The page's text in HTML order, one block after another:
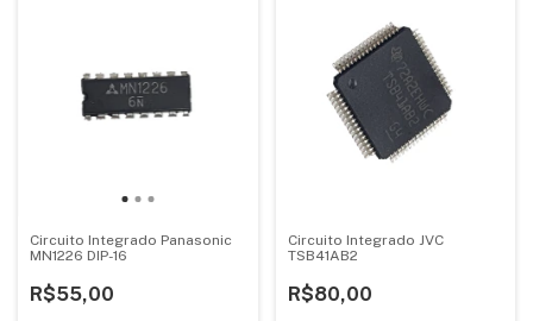
Circuito Integrado Panasonic
MN1226 DIP-16
R$55,00
Circuito Integrado JVC
TSB41AB2
R$80,00